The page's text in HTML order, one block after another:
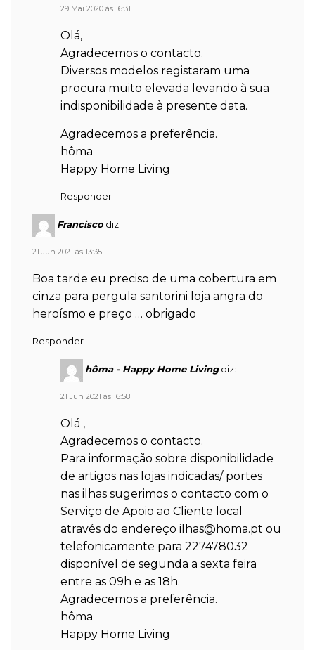
29 Mai 2020 às 16:31
Olá,
Agradecemos o contacto.
Diversos modelos registaram uma
procura muito elevada levando à sua
indisponibilidade à presente data.
Agradecemos a preferência.
hôma
Happy Home Living
Responder
Francisco diz:
21 Jun 2021 às 13:35
Boa tarde eu preciso de uma cobertura em
cinza para pergula santorini loja angra do
heroísmo e preço … obrigado
Responder
hôma - Happy Home Living diz:
21 Jun 2021 às 16:58
Olá ,
Agradecemos o contacto.
Para informação sobre disponibilidade
de artigos nas lojas indicadas/ portes
nas ilhas sugerimos o contacto com o
Serviço de Apoio ao Cliente local
através do endereço ilhas@homa.pt ou
telefonicamente para 227478032
disponível de segunda a sexta feira
entre as 09h e as 18h.
Agradecemos a preferência.
hôma
Happy Home Living